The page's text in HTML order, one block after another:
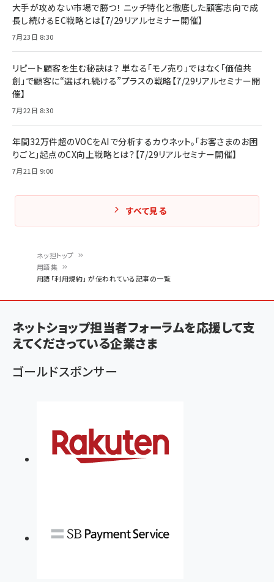
ン
く
ず
ネッ担トップ
用語集
用語「利用規約」 が使われている記事の一覧
大手が攻めない市場で勝つ！ ニッチ特化と徹底した顧客志向で成
長し続けるEC戦略とは【7/29リアルセミナー開催】
7月23日 8:30
リピート顧客を生む秘訣は？ 単なる「モノ売り」ではなく「価値共
創」で顧客に“選ばれ続ける”プラスの戦略【7/29リアルセミナー開
催】
7月22日 8:30
年間32万件超のVOCをAIで分析するカウネット。「お客さまのお困
りごと」起点のCX向上戦略とは？【7/29リアルセミナー開催】
7月21日 9:00
すべて見る
ネットショップ担当者フォーラムを応援して支
えてくださっている企業さま
ゴールドスポンサー